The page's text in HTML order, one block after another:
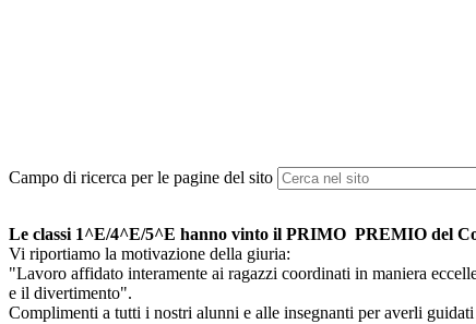
Campo di ricerca per le pagine del sito
Le classi 1^E/4^E/5^E hanno vinto il PRIMO PREMIO del
Vi riportiamo la motivazione della giuria:
"Lavoro affidato interamente ai ragazzi coordinati in maniera
e il divertimento".
Complimenti a tutti i nostri alunni e alle insegnanti per averli guidati